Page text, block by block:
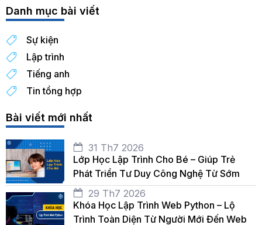
Danh mục bài viết
Sự kiện
Lập trình
Tiếng anh
Tin tổng hợp
Bài viết mới nhất
31 Th7 2026
Lớp Học Lập Trình Cho Bé – Giúp Trẻ
Phát Triển Tư Duy Công Nghệ Từ Sớm
29 Th7 2026
Khóa Học Lập Trình Web Python – Lộ
Trình Toàn Diện Từ Người Mới Đến Web